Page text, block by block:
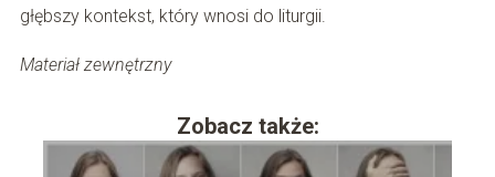
głębszy kontekst, który wnosi do liturgii.
Materiał zewnętrzny
Zobacz także: